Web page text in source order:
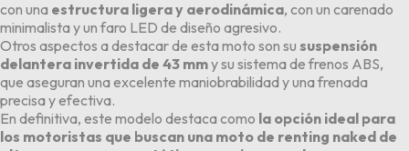
con una estructura ligera y aerodinámica, con un carenado
minimalista y un faro LED de diseño agresivo.
Otros aspectos a destacar de esta moto son su suspensión
delantera invertida de 43 mmy su sistema de frenos ABS,
que aseguran una excelente maniobrabilidad y una frenada
precisa y efectiva.
En definitiva, este modelo destaca como la opción ideal para
los motoristas que buscan una moto de renting naked de